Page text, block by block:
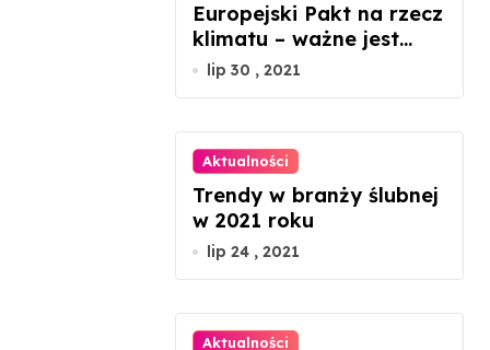
Europejski Pakt na rzecz
klimatu – ważne jest
zaangażowanie każdego
lip 30 , 2021
Aktualności
Trendy w branży ślubnej
w 2021 roku
lip 24 , 2021
Aktualności